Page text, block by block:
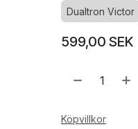
Dualtron Victor
599,00 SEK
Köpvillkor